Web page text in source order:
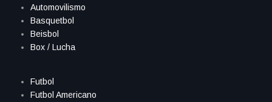
Automovilismo
Basquetbol
Beisbol
Box / Lucha
Futbol
Futbol Americano